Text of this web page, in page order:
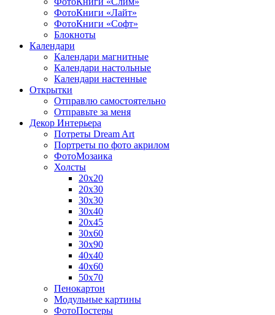
ФотоКниги «Лайт»
ФотоКниги «Софт»
Блокноты
Календари
Календари магнитные
Календари настольные
Календари настенные
Открытки
Отправлю самостоятельно
Отправьте за меня
Декор Интерьера
Потреты Dream Art
Портреты по фото акрилом
ФотоМозаика
Холсты
20х20
20х30
30х30
30х40
20х45
30х60
30х90
40х40
40х60
50х70
Пенокартон
Модульные картины
ФотоПостеры